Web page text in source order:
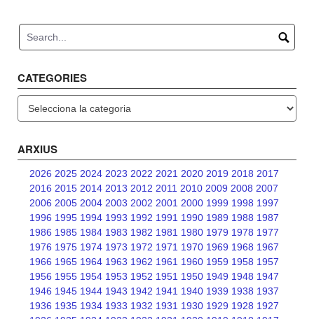
CATEGORIES
ARXIUS
2026 2025 2024 2023 2022 2021 2020 2019 2018 2017
2016 2015 2014 2013 2012 2011 2010 2009 2008 2007
2006 2005 2004 2003 2002 2001 2000 1999 1998 1997
1996 1995 1994 1993 1992 1991 1990 1989 1988 1987
1986 1985 1984 1983 1982 1981 1980 1979 1978 1977
1976 1975 1974 1973 1972 1971 1970 1969 1968 1967
1966 1965 1964 1963 1962 1961 1960 1959 1958 1957
1956 1955 1954 1953 1952 1951 1950 1949 1948 1947
1946 1945 1944 1943 1942 1941 1940 1939 1938 1937
1936 1935 1934 1933 1932 1931 1930 1929 1928 1927